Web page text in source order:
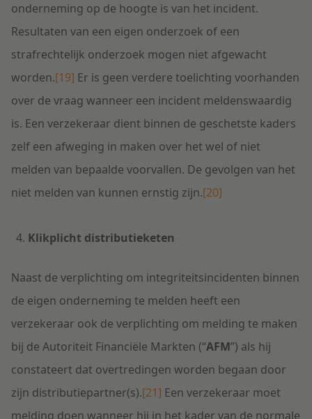
onderneming op de hoogte is van het incident.
Resultaten van een eigen onderzoek of een
strafrechtelijk onderzoek mogen niet afgewacht
worden.[19] Er is geen verdere toelichting voorhanden
over de vraag wanneer een incident meldenswaardig
is. Een verzekeraar dient binnen de geschetste kaders
zelf een afweging in maken over het wel of niet
melden van bepaalde voorvallen. De gevolgen van het
niet melden van kunnen ernstig zijn.[20]
Klikplicht distributieketen
Naast de verplichting om integriteitsincidenten binnen
de eigen onderneming te melden heeft een
verzekeraar ook de verplichting om melding te maken
bij de Autoriteit Financiële Markten (“AFM”) als hij
constateert dat overtredingen worden begaan door
zijn distributiepartner(s).[21] Een verzekeraar moet
melding doen wanneer hij in het kader van de normale